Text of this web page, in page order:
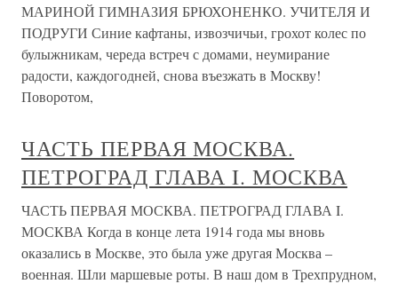
МАРИНОЙ ГИМНАЗИЯ БРЮХОНЕНКО. УЧИТЕЛЯ И
ПОДРУГИ Синие кафтаны, извозчичьи, грохот колес по
булыжникам, череда встреч с домами, неумирание
радости, каждогодней, снова въезжать в Москву!
Поворотом,
ЧАСТЬ ПЕРВАЯ МОСКВА.
ПЕТРОГРАД ГЛАВА I. МОСКВА
ЧАСТЬ ПЕРВАЯ МОСКВА. ПЕТРОГРАД ГЛАВА I.
МОСКВА Когда в конце лета 1914 года мы вновь
оказались в Москве, это была уже другая Москва –
военная. Шли маршевые роты. В наш дом в Трехпрудном,